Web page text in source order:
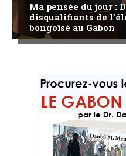
Ma pensée du jour :
disqualifiants de
bongoïsé au Gabon